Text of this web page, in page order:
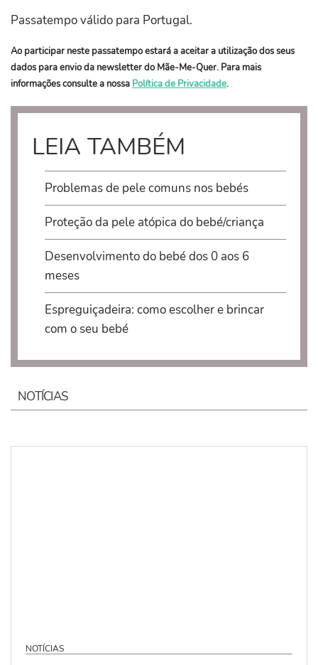
Passatempo válido para Portugal.
Ao participar neste passatempo estará a aceitar a utilização dos seus
dados para envio da newsletter do Mãe-Me-Quer. Para mais
informações consulte a nossa Política de Privacidade.
LEIA TAMBÉM
Problemas de pele comuns nos bebés
Proteção da pele atópica do bebé/criança
Desenvolvimento do bebé dos 0 aos 6
meses
Espreguiçadeira: como escolher e brincar
com o seu bebé
NOTÍCIAS
NOTÍCIAS